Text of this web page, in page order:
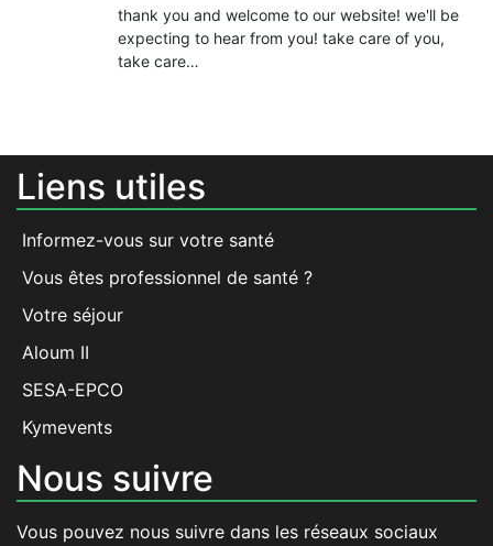
thank you and welcome to our website! we'll be
expecting to hear from you! take care of you,
take care…
Liens utiles
Informez-vous sur votre santé
Vous êtes professionnel de santé ?
Votre séjour
Aloum II
SESA-EPCO
Kymevents
Nous suivre
Vous pouvez nous suivre dans les réseaux sociaux